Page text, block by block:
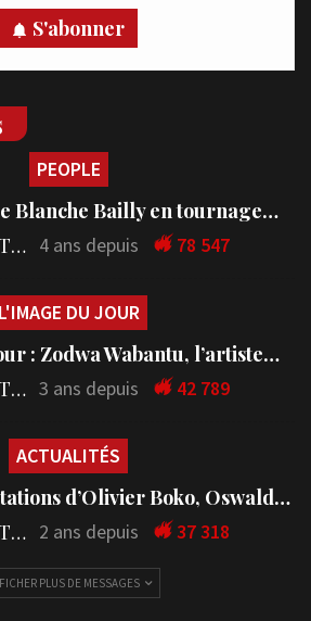
S'abonner
PEOPLE
Blanche Bailly en tournage…
LA REDACTION 4 ans depuis 78 547
L'IMAGE DU JOUR
: Zodwa Wabantu, l’artiste…
LA REDACTION 3 ans depuis 42 789
ACTUALITÉS
d’Olivier Boko, Oswald…
LA REDACTION 2 ans depuis 37 318
PLUS DE MESSAGES